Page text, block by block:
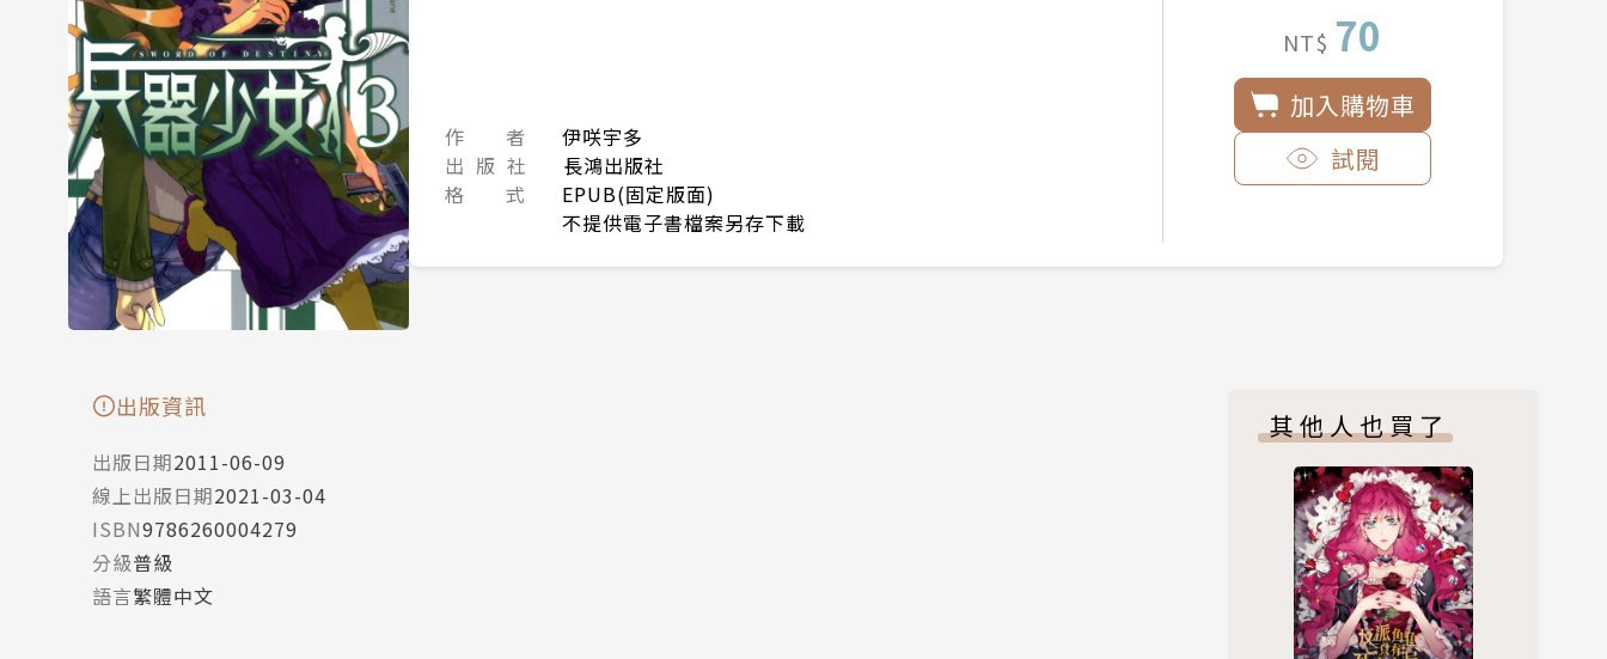
作 者
伊咲宇多
出 版 社
長鴻出版社
格 式
EPUB(固定版面)
不提供電子書檔案另存下載
NT$ 70
加入購物車
試閱
出版資訊
出版日期2011-06-09
線上出版日期2021-03-04
ISBN9786260004279
分級普級
語言繁體中文
其他人也買了